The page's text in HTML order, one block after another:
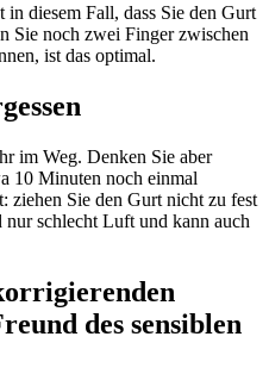
in diesem Fall, dass Sie den Gurt
Sie noch zwei Finger zwischen
ist das optimal.
im Weg. Denken Sie aber
10 Minuten noch einmal
ziehen Sie den Gurt nicht zu fest
nur schlecht Luft und kann auch
des sensiblen